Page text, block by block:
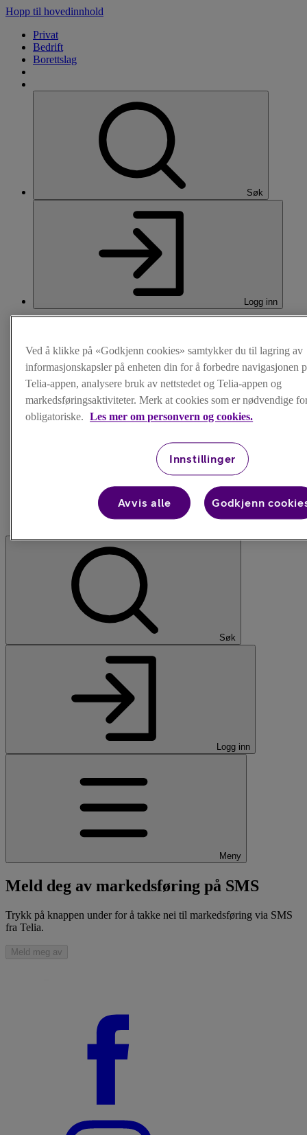
Hopp til hovedinnhold
Privat
Bedrift
Borettslag
Søk
Logg inn
Nettbutikk
Mobilabonnement
Internett
Trygghet
Hjelp
Søk
Logg inn
Meny
Meld deg av markedsføring på SMS
Trykk på knappen under for å takke nei til markedsføring via SMS
fra Telia.
Meld meg av
Ved å klikke på «Godkjenn cookies» samtykker du til lagring av
informasjonskapsler på enheten din for å forbedre navigasjonen
Telia-appen, analysere bruk av nettstedet og Telia-appen og
markedsføringsaktiviteter. Merk at cookies som er nødvendige
obligatoriske. Les mer om personvern og cookies.
Innstillinger
Avvis alle Godkjenn